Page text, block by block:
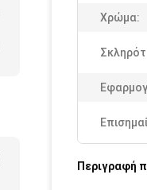
Χρώμα:
Περιγραφή